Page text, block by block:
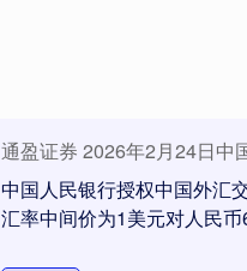
通盈证券 2026年2月24日中
中国人民银行授权中国外汇
汇率中间价为1美元对人民